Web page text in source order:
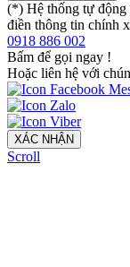
(*) Hệ thống tự động
điền thông tin chính
0918 886 002
Bấm để gọi ngay !
Hoặc liên hệ với
XÁC NHẬN
Scroll